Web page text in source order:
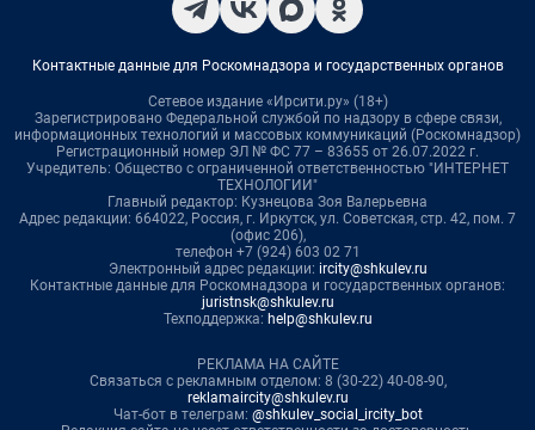
Контактные данные для Роскомнадзора и государственных органов
Сетевое издание «Ирсити.ру» (18+)
Зарегистрировано Федеральной службой по надзору в сфере связи,
информационных технологий и массовых коммуникаций (Роскомнадзор)
Регистрационный номер ЭЛ № ФС 77 – 83655 от 26.07.2022 г.
Учредитель: Общество с ограниченной ответственностью "ИНТЕРНЕТ
ТЕХНОЛОГИИ"
Главный редактор: Кузнецова Зоя Валерьевна
Адрес редакции: 664022, Россия, г. Иркутск, ул. Советская, стр. 42, пом. 7
(офис 206),
телефон +7 (924) 603 02 71
Электронный адрес редакции: ircity@shkulev.ru
Контактные данные для Роскомнадзора и государственных органов:
juristnsk@shkulev.ru
Техподдержка: help@shkulev.ru
РЕКЛАМА НА САЙТЕ
Связаться с рекламным отделом: 8 (30-22) 40-08-90,
reklamaircity@shkulev.ru
Чат-бот в телеграм: @shkulev_social_ircity_bot